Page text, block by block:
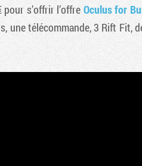
s’offrir l’offre Oculus for
une télécommande, 3 Rift Fit,